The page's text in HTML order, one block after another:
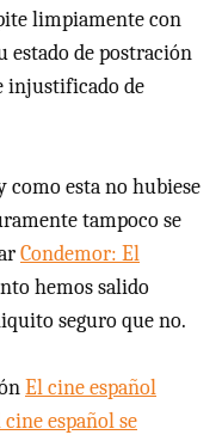
limpiamente con
estado de postración
injustificado de
como esta no hubiese
tampoco se
Condemor: El
hemos salido
seguro que no.
El cine español
cine español se